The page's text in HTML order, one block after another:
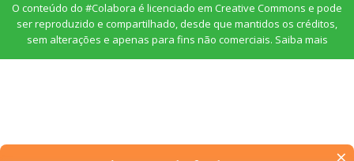
O conteúdo do #Colabora é licenciado em Creative Commons e pode
ser reproduzido e compartilhado, desde que mantidos os créditos,
sem alterações e apenas para fins não comerciais. Saiba mais